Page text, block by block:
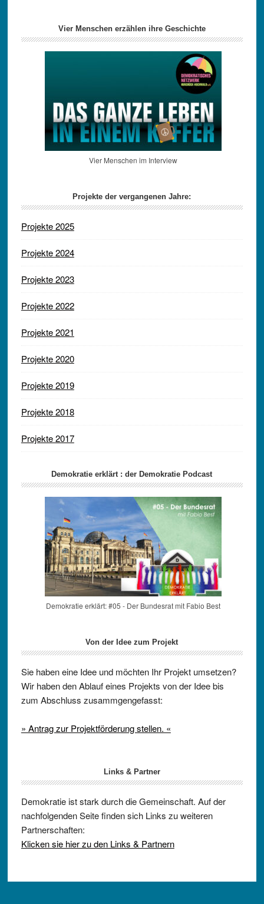
Vier Menschen erzählen ihre Geschichte
Vier Menschen im Interview
Projekte der vergangenen Jahre:
Projekte 2025
Projekte 2024
Projekte 2023
Projekte 2022
Projekte 2021
Projekte 2020
Projekte 2019
Projekte 2018
Projekte 2017
Demokratie erklärt : der Demokratie Podcast
Demokratie erklärt: #05 - Der Bundesrat mit Fabio Best
Von der Idee zum Projekt
Sie haben eine Idee und möchten Ihr Projekt umsetzen?
Wir haben den Ablauf eines Projekts von der Idee bis
zum Abschluss zusammgengefasst:
» Antrag zur Projektförderung stellen. «
Links & Partner
Demokratie ist stark durch die Gemeinschaft. Auf der
nachfolgenden Seite finden sich Links zu weiteren
Partnerschaften:
Klicken sie hier zu den Links & Partnern